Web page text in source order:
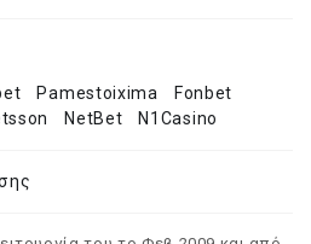
Pamestoixima
Fonbet
NetBet N1Casino